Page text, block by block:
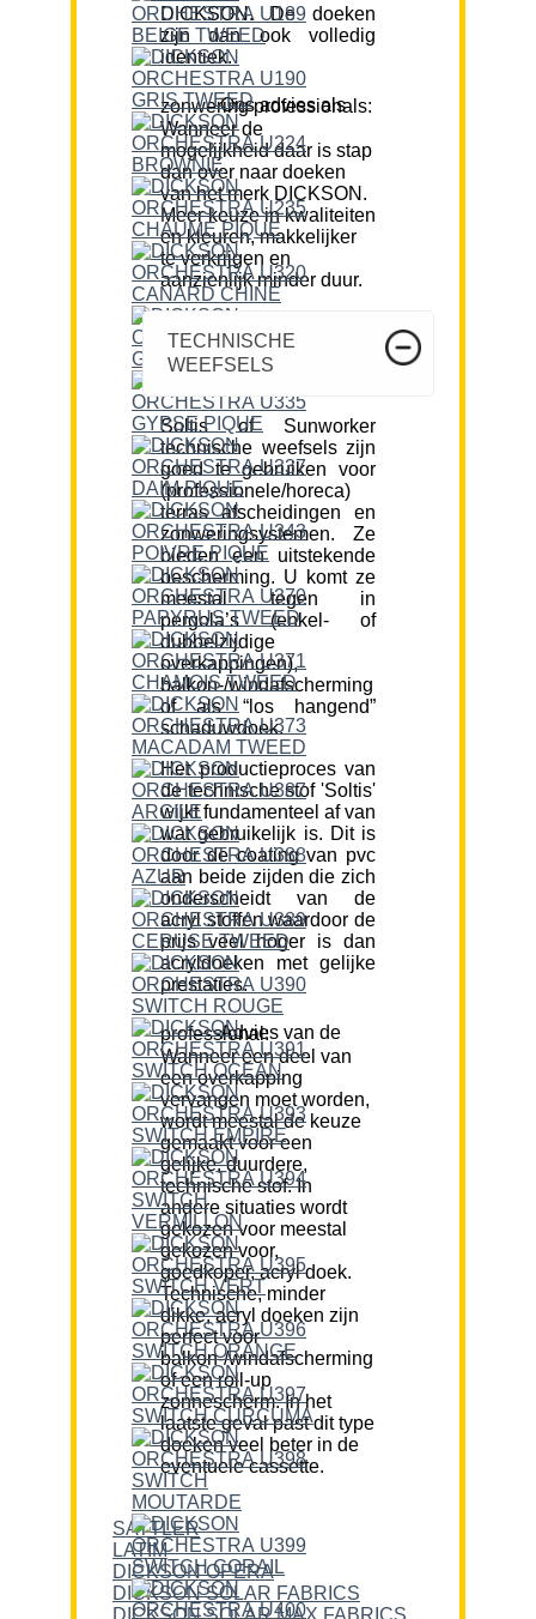
DICKSON. De doeken
zijn dan ook volledig
identiek.
Ons advies als zonwering professionals:
Wanneer de
mogelijkheid daar is stap
dan over naar doeken
van het merk DICKSON.
Meer keuze in kwaliteiten
en kleuren, makkelijker
te verkrijgen en
aanzienlijk minder duur.
TECHNISCHE
WEEFSELS
Soltis of Sunworker
technische weefsels zijn
goed te gebruiken voor
(professionele/horeca)
terras afscheidingen en
zonweringsystemen. Ze
bieden een uitstekende
bescherming. U komt ze
meestal tegen in
pergola’s (enkel- of
dubbelzijdige
overkappingen),
balkon-/windafscherming
of als “los hangend”
schaduwdoek.
Het productieproces van
de technische stof 'Soltis'
wijkt fundamenteel af van
wat gebruikelijk is. Dit is
door de coating van pvc
aan beide zijden die zich
onderscheidt van de
acryl stoffen waardoor de
prijs veel hoger is dan
acryldoeken met gelijke
prestaties.
Advies van de professional:
Wanneer een deel van
een overkapping
vervangen moet worden,
wordt meestal de keuze
gemaakt voor een
gelijke, duurdere,
technische stof. In
andere situaties wordt
gekozen voor meestal
gekozen voor,
goedkoper, acryl doek.
Technische, minder
dikke, acryl doeken zijn
perfect voor
balkon-/windafscherming
of een roll-up
zonnescherm. In het
laatste geval past dit type
doeken veel beter in de
eventuele cassette.
SATTLER
LATIM
DICKSON OPERA
DICKSON SOLAR FABRICS
DICKSON SOLAR MAX FABRICS